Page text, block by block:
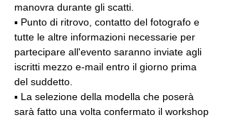
manovra durante gli scatti.
▪️ Punto di ritrovo, contatto del fotografo e
tutte le altre informazioni necessarie per
partecipare all'evento saranno inviate agli
iscritti mezzo e-mail entro il giorno prima
del suddetto.
▪️ La selezione della modella che poserà
sarà fatto una volta confermato il workshop